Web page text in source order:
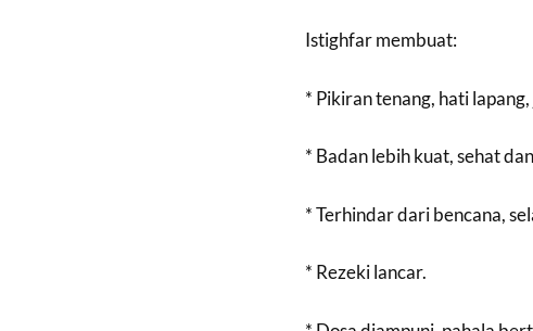
Istighfar membuat:
* Pikiran tenang, hati
* Badan lebih kuat, sehat
* Terhindar dari bencana,
* Rezeki lancar.